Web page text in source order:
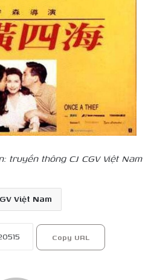
truyền thông CJ CGV Việt Nam
Việt Nam
Copy URL